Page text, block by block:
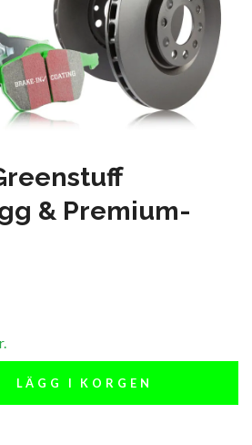
& Premium-
LÄGG I KORGEN